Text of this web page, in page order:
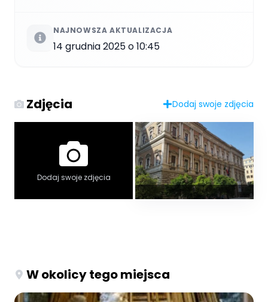
NAJNOWSZA AKTUALIZACJA
14 grudnia 2025 o 10:45
Zdjęcia Dodaj swoje zdjęcia
Dodaj swoje zdjęcia
W okolicy tego miejsca